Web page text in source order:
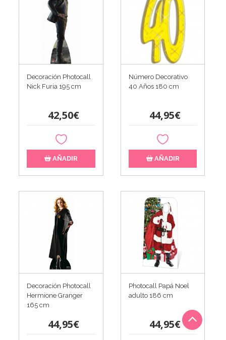
Decoración Photocall
Nick Furia 195 cm
42,50€
AÑADIR
Número Decorativo
40 Años 180 cm
44,95€
AÑADIR
Decoración Photocall
Hermione Granger
165 cm
44,95€
Photocall Papá Noel
adulto 186 cm
44,95€